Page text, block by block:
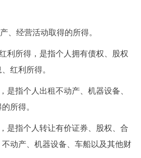
经营活动取得的所得。
所得，是指个人拥有债权、股权
红利所得。
指个人出租不动产、机器设备、
所得。
指个人转让有价证券、股权、合
动产、机器设备、车船以及其他财